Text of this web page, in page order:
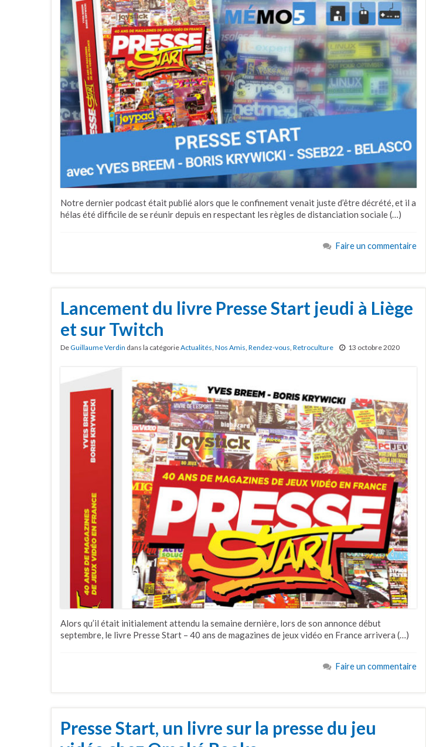
Notre dernier podcast était publié alors que le confinement venait juste d’être décrété, et il a
hélas été difficile de se réunir depuis en respectant les règles de distanciation sociale (…)
Faire un commentaire
Lancement du livre Presse Start jeudi à Liège
et sur Twitch
DeGuillaume Verdin dans la catégorieActualités Nos Amis Rendez-vous Retroculture 13 octobre 2020
Alors qu’il était initialement attendu la semaine dernière, lors de son annonce début
septembre, le livre Presse Start – 40 ans de magazines de jeux vidéo en France arrivera (…)
Faire un commentaire
Presse Start, un livre sur la presse du jeu